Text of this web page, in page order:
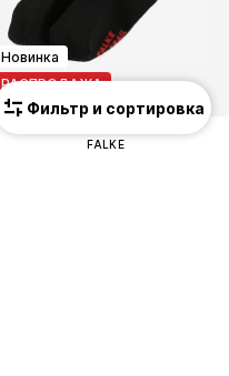
Новинка
РАСПРОДАЖА
FALKE
Фильтр и сортировка